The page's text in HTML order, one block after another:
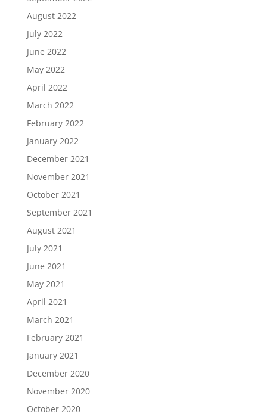
August 2022
July 2022
June 2022
May 2022
April 2022
March 2022
February 2022
January 2022
December 2021
November 2021
October 2021
September 2021
August 2021
July 2021
June 2021
May 2021
April 2021
March 2021
February 2021
January 2021
December 2020
November 2020
October 2020